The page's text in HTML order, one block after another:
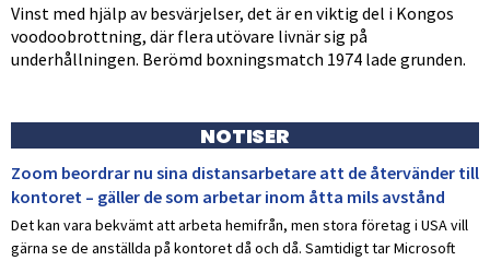
Vinst med hjälp av besvärjelser, det är en viktig del i Kongos
voodoobrottning, där flera utövare livnär sig på
underhållningen. Berömd boxningsmatch 1974 lade grunden.
NOTISER
Zoom beordrar nu sina distansarbetare att de återvänder till
kontoret – gäller de som arbetar inom åtta mils avstånd
Det kan vara bekvämt att arbeta hemifrån, men stora företag i USA vill
gärna se de anställda på kontoret då och då. Samtidigt tar Microsoft